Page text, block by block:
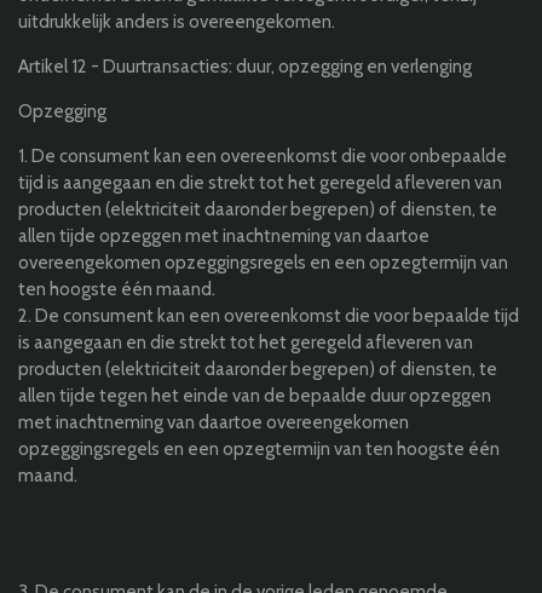
uitdrukkelijk anders is overeengekomen.
Artikel 12 - Duurtransacties: duur, opzegging en verlenging
Opzegging
1. De consument kan een overeenkomst die voor onbepaalde
tijd is aangegaan en die strekt tot het geregeld afleveren van
producten (elektriciteit daaronder begrepen) of diensten, te
allen tijde opzeggen met inachtneming van daartoe
overeengekomen opzeggingsregels en een opzegtermijn van
ten hoogste één maand.
2. De consument kan een overeenkomst die voor bepaalde tijd
is aangegaan en die strekt tot het geregeld afleveren van
producten (elektriciteit daaronder begrepen) of diensten, te
allen tijde tegen het einde van de bepaalde duur opzeggen
met inachtneming van daartoe overeengekomen
opzeggingsregels en een opzegtermijn van ten hoogste één
maand.